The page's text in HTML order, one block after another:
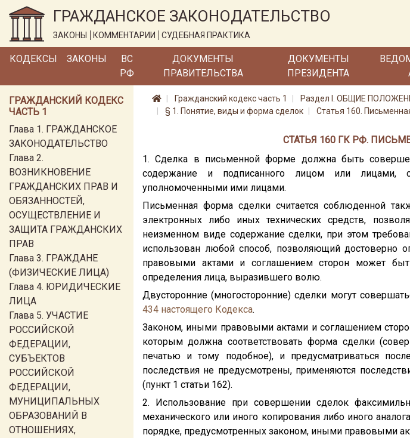
ГРАЖДАНСКОЕ ЗАКОНОДАТЕЛЬСТВО
ЗАКОНЫ КОММЕНТАРИИ СУДЕБНАЯ ПРАКТИКА
КОДЕКСЫ ЗАКОНЫ
ВС
РФ
ДОКУМЕНТЫ
ПРАВИТЕЛЬСТВА
ДОКУМЕНТЫ
ПРЕЗИДЕНТА
ГРАЖДАНСКИЙ КОДЕКС
ЧАСТЬ 1
Глава 1. ГРАЖДАНСКОЕ
ЗАКОНОДАТЕЛЬСТВО
Глава 2.
ВОЗНИКНОВЕНИЕ
ГРАЖДАНСКИХ ПРАВ И
ОБЯЗАННОСТЕЙ,
ОСУЩЕСТВЛЕНИЕ И
ЗАЩИТА ГРАЖДАНСКИХ
ПРАВ
Глава 3. ГРАЖДАНЕ
(ФИЗИЧЕСКИЕ ЛИЦА)
Глава 4. ЮРИДИЧЕСКИЕ
ЛИЦА
Глава 5. УЧАСТИЕ
РОССИЙСКОЙ
ФЕДЕРАЦИИ,
СУБЪЕКТОВ
РОССИЙСКОЙ
ФЕДЕРАЦИИ,
МУНИЦИПАЛЬНЫХ
ОБРАЗОВАНИЙ В
ОТНОШЕНИЯХ,
Гражданский кодекс часть 1 Раздел I. ОБЩИЕ
§ 1. Понятие, виды и форма сделок
Статья 160.
СТАТЬЯ 160 ГК РФ.
1. Сделка в письменной форме должна быть
содержание и подписанного лицом или
уполномоченными ими лицами.
Письменная форма сделки считается соблюденной
электронных либо иных технических средств,
неизменном виде содержание сделки, при этом
использован любой способ, позволяющий
правовыми актами и соглашением сторон может
определения лица, выразившего волю.
Двусторонние (многосторонние) сделки могут
434 настоящего Кодекса.
Законом, иными правовыми актами и соглашением
которым должна соответствовать форма сделки
печатью и тому подобное), и предусматриваться
последствия не предусмотрены, применяются
(пункт 1 статьи 162).
2. Использование при совершении сделок
механического или иного копирования либо иного
порядке, предусмотренных законом, иными правовыми